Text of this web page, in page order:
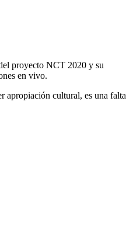
proyecto NCT 2020 y su
en vivo.
apropiación cultural, es una falta